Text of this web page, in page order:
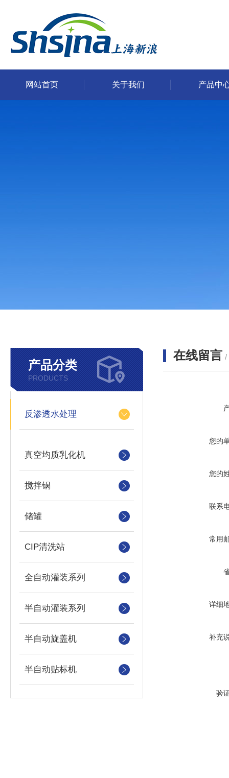
网站首页 关于我们 产品中
产品分类
PRODUCTS
反渗透水处理
真空均质乳化机
搅拌锅
储罐
CIP清洗站
全自动灌装系列
半自动灌装系列
半自动旋盖机
半自动贴标机
在线留言 /
您的
您的
联系
常用
详细
补充
验